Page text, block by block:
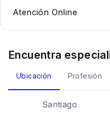
Atención Online
Encuentra
Ubicación Profesión
Santiago